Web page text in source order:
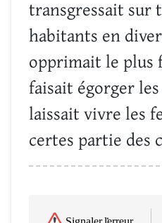
transgressait sur
habitants en
opprimait le plus
faisait égorger
laissait vivre les
certes partie des